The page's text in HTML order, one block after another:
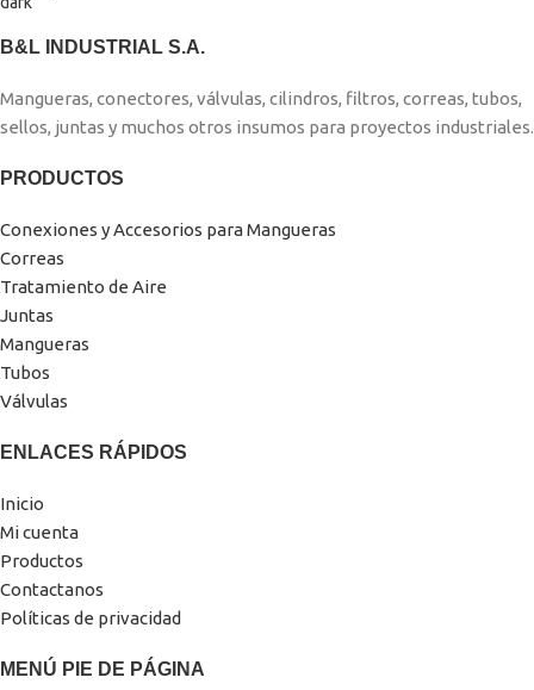
B&L INDUSTRIAL S.A.
Mangueras, conectores, válvulas, cilindros, filtros, correas, tubos,
sellos, juntas y muchos otros insumos para proyectos industriales.
PRODUCTOS
Conexiones y Accesorios para Mangueras
Correas
Tratamiento de Aire
Juntas
Mangueras
Tubos
Válvulas
ENLACES RÁPIDOS
Inicio
Mi cuenta
Productos
Contactanos
Políticas de privacidad
MENÚ PIE DE PÁGINA